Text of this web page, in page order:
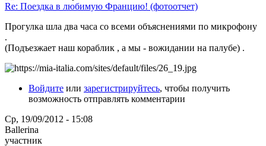
Re: Поездка в любимую Францию! (фотоотчет)
Прогулка шла два часа со всеми объяснениями по микрофону
.
(Подъезжает наш кораблик , а мы - вожидании на палубе) .
Войдите или зарегистрируйтесь, чтобы получить
возможность отправлять комментарии
Ср, 19/09/2012 - 15:08
Ballerina
участник